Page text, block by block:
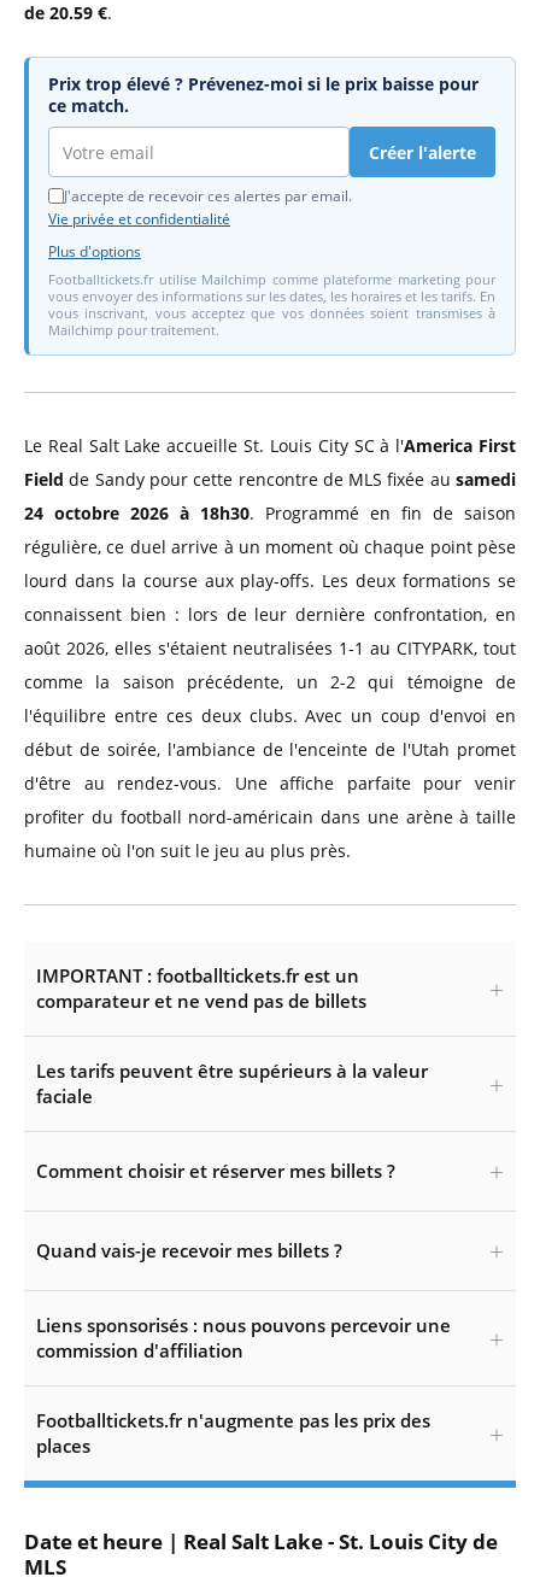
de 20.59 €.
Prix trop élevé ? Prévenez-moi si le prix baisse pour
ce match.
Créer l'alerte
J'accepte de recevoir ces alertes par email.
Vie privée et confidentialité
Plus d'options
Footballtickets.fr utilise Mailchimp comme plateforme marketing pour
vous envoyer des informations sur les dates, les horaires et les tarifs. En
vous inscrivant, vous acceptez que vos données soient transmises à
Mailchimp pour traitement.
Le Real Salt Lake accueille St. Louis City SC à l'America First
Field de Sandy pour cette rencontre de MLS fixée au samedi
24 octobre 2026 à 18h30. Programmé en fin de saison
régulière, ce duel arrive à un moment où chaque point pèse
lourd dans la course aux play-offs. Les deux formations se
connaissent bien : lors de leur dernière confrontation, en
août 2026, elles s'étaient neutralisées 1-1 au CITYPARK, tout
comme la saison précédente, un 2-2 qui témoigne de
l'équilibre entre ces deux clubs. Avec un coup d'envoi en
début de soirée, l'ambiance de l'enceinte de l'Utah promet
d'être au rendez-vous. Une affiche parfaite pour venir
profiter du football nord-américain dans une arène à taille
humaine où l'on suit le jeu au plus près.
IMPORTANT : footballtickets.fr est un
comparateur et ne vend pas de billets
Les tarifs peuvent être supérieurs à la valeur
faciale
Comment choisir et réserver mes billets ?
Quand vais-je recevoir mes billets ?
Liens sponsorisés : nous pouvons percevoir une
commission d'affiliation
Footballtickets.fr n'augmente pas les prix des
places
Date et heure | Real Salt Lake - St. Louis City de
MLS